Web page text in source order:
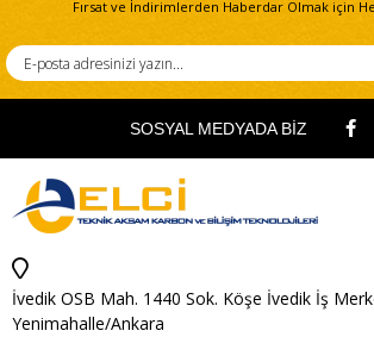
Fırsat ve İndirimlerden Haberdar Olmak için
SOSYAL MEDYADA BİZ
İvedik OSB Mah. 1440 Sok. Köşe İvedik İş
Yenimahalle/Ankara